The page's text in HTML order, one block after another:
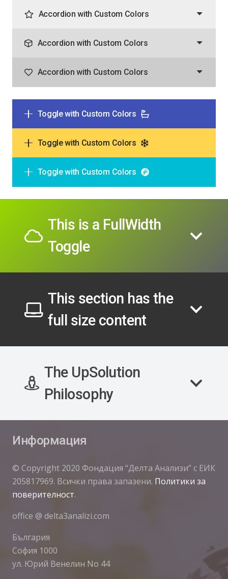
Accordion with Custom Colors
Accordion with Custom Colors
Accordion with Custom Colors
Toggle with Custom Colors
Toggle with Custom Colors
Toggle with Custom Colors
This is a FullWidth
Toggle
This section has the
full size content
The UpSolution
Philosophy
Информация
© Copyright 2020 Фондация “Делта Анализи” с ЕИК
205817969. Всички права запазени. Политики за
поверителност.
office @ delta3analizi.com
България
София 1000
ул. Юрий Венелин No 44